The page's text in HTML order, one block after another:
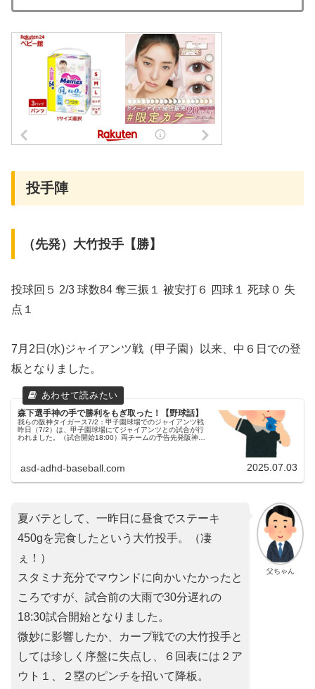
投手陣
（先発）大竹投手【勝】
投球回５ 2/3 球数84 奪三振１ 被安打６ 四球１ 死球０ 失
点１
7月2日(水)ジャイアンツ戦（甲子園）以来、中６日での登
板となりました。
森下選手神の手で勝利をもぎ取った！【野球話】
我らの阪神タイガース7/2：甲子園球場でのジャイアンツ戦
昨日（7/2）は、甲子園球場にてジャイアンツとの試合が行
われました。（試合開始18:00）両チームの予告先発阪神タ
asd-adhd-baseball.com 2025.07.03
父ちゃん
夏バテとして、一昨日に昼食でステーキ
450gを完食したという大竹投手。（凄
ぇ！）
スタミナ充分でマウンドに向かいたかったと
ころですが、試合前の大雨で30分遅れの
18:30試合開始となりました。
微妙に影響したか、カープ戦での大竹投手と
しては珍しく序盤に失点し、６回表には２ア
ウト１、２塁のピンチを招いて降板。